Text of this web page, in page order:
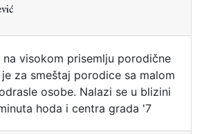
na visokom priѕemlju porodične
za smeštaj porodice sa malom
osobe. Nalazi se u blizini
hoda i centra grada '7